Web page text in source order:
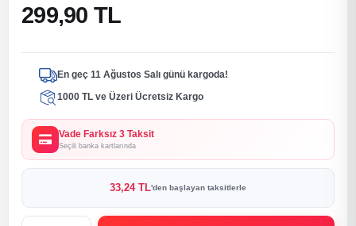
299,90 TL
En geç 11 Ağustos Salı günü kargoda!
1000 TL ve Üzeri Ücretsiz Kargo
Vade Farksız 3 Taksit
Seçili banka kartlarında
33,24 TL'den başlayan taksitlerle